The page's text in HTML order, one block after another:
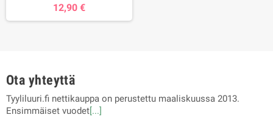
12,90 €
Ota yhteyttä
Tyyliluuri.fi nettikauppa on perustettu maaliskuussa 2013.
Ensimmäiset vuodet[...]